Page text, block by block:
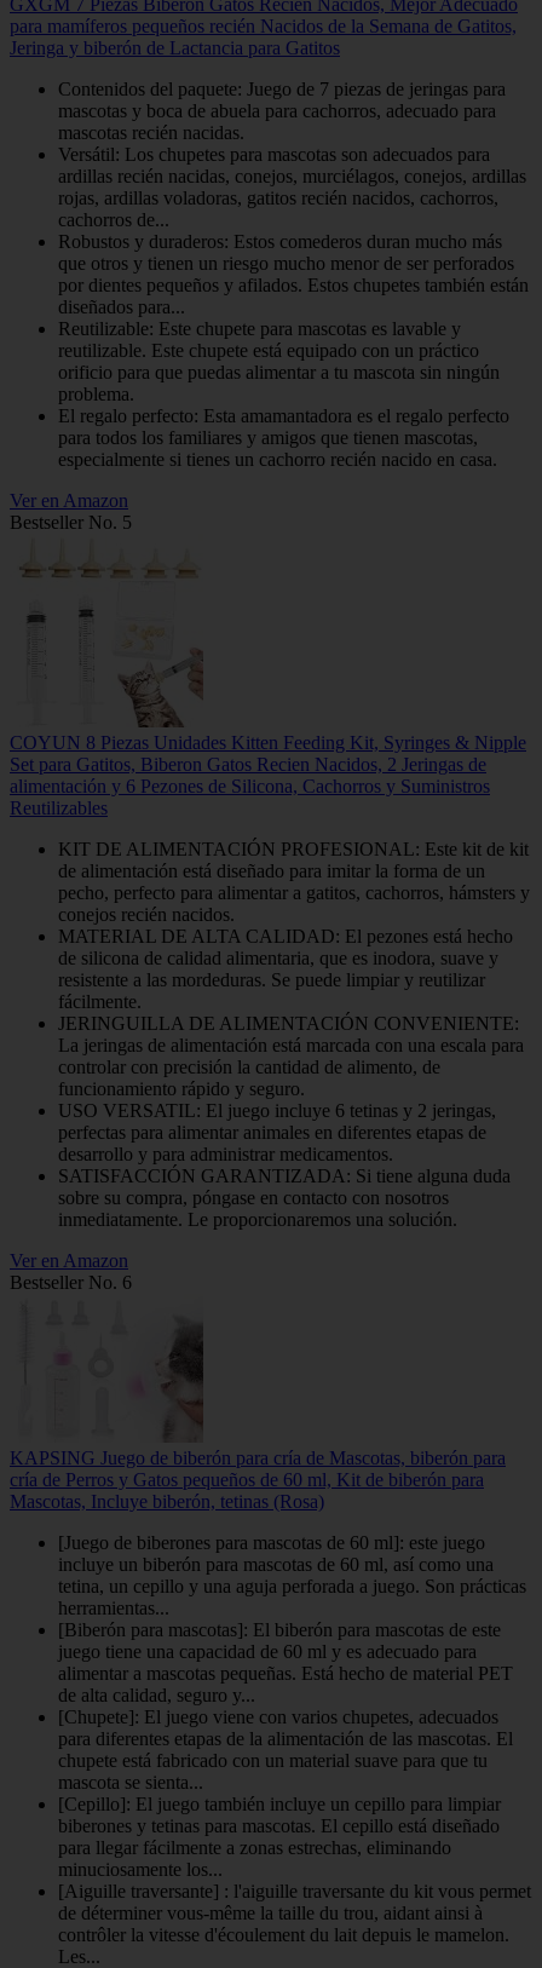
para mamíferos pequeños recién Nacidos de la Semana de Gatitos,
Jeringa y biberón de Lactancia para Gatitos
Contenidos del paquete: Juego de 7 piezas de jeringas para
mascotas y boca de abuela para cachorros, adecuado para
mascotas recién nacidas.
Versátil: Los chupetes para mascotas son adecuados para
ardillas recién nacidas, conejos, murciélagos, conejos, ardillas
rojas, ardillas voladoras, gatitos recién nacidos, cachorros,
cachorros de...
Robustos y duraderos: Estos comederos duran mucho más
que otros y tienen un riesgo mucho menor de ser perforados
por dientes pequeños y afilados. Estos chupetes también están
diseñados para...
Reutilizable: Este chupete para mascotas es lavable y
reutilizable. Este chupete está equipado con un práctico
orificio para que puedas alimentar a tu mascota sin ningún
problema.
El regalo perfecto: Esta amamantadora es el regalo perfecto
para todos los familiares y amigos que tienen mascotas,
especialmente si tienes un cachorro recién nacido en casa.
Ver en Amazon
Bestseller No. 5
COYUN 8 Piezas Unidades Kitten Feeding Kit, Syringes & Nipple
Set para Gatitos, Biberon Gatos Recien Nacidos, 2 Jeringas de
alimentación y 6 Pezones de Silicona, Cachorros y Suministros
Reutilizables
KIT DE ALIMENTACIÓN PROFESIONAL: Este kit de kit
de alimentación está diseñado para imitar la forma de un
pecho, perfecto para alimentar a gatitos, cachorros, hámsters y
conejos recién nacidos.
MATERIAL DE ALTA CALIDAD: El pezones está hecho
de silicona de calidad alimentaria, que es inodora, suave y
resistente a las mordeduras. Se puede limpiar y reutilizar
fácilmente.
JERINGUILLA DE ALIMENTACIÓN CONVENIENTE:
La jeringas de alimentación está marcada con una escala para
controlar con precisión la cantidad de alimento, de
funcionamiento rápido y seguro.
USO VERSATIL: El juego incluye 6 tetinas y 2 jeringas,
perfectas para alimentar animales en diferentes etapas de
desarrollo y para administrar medicamentos.
SATISFACCIÓN GARANTIZADA: Si tiene alguna duda
sobre su compra, póngase en contacto con nosotros
inmediatamente. Le proporcionaremos una solución.
Ver en Amazon
Bestseller No. 6
KAPSING Juego de biberón para cría de Mascotas, biberón para
cría de Perros y Gatos pequeños de 60 ml, Kit de biberón para
Mascotas, Incluye biberón, tetinas (Rosa)
[Juego de biberones para mascotas de 60 ml]: este juego
incluye un biberón para mascotas de 60 ml, así como una
tetina, un cepillo y una aguja perforada a juego. Son prácticas
herramientas...
[Biberón para mascotas]: El biberón para mascotas de este
juego tiene una capacidad de 60 ml y es adecuado para
alimentar a mascotas pequeñas. Está hecho de material PET
de alta calidad, seguro y...
[Chupete]: El juego viene con varios chupetes, adecuados
para diferentes etapas de la alimentación de las mascotas. El
chupete está fabricado con un material suave para que tu
mascota se sienta...
[Cepillo]: El juego también incluye un cepillo para limpiar
biberones y tetinas para mascotas. El cepillo está diseñado
para llegar fácilmente a zonas estrechas, eliminando
minuciosamente los...
[Aiguille traversante] : l'aiguille traversante du kit vous permet
de déterminer vous-même la taille du trou, aidant ainsi à
contrôler la vitesse d'écoulement du lait depuis le mamelon.
Les...